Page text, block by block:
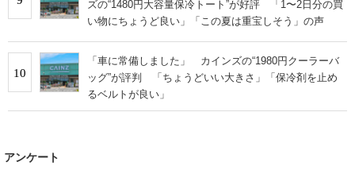
ズの“1480円大容量保冷トート”が好評 「1〜2日分の買
い物にちょうど良い」「この夏は重宝しそう」の声
10
「車に常備しました」 カインズの“1980円クーラーバ
ッグ”が評判 「ちょうどいい大きさ」「保冷剤を止め
るベルトが良い」
アンケート